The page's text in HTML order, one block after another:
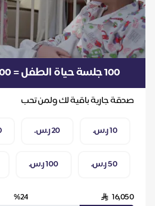
حياة
صدقة جارية باقية لك ولمن تحب
10 ر.س.
20 ر.س.
50 ر.س. 100 ر.س.
16,050
%24